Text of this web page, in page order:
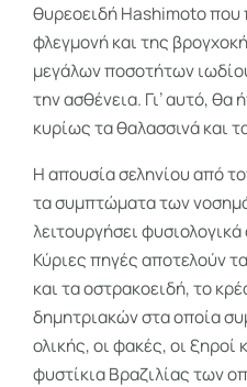
θυρεοειδή Hashimoto που
φλεγμονή και της
μεγάλων ποσοτήτων
την ασθένεια. Γι’ αυτό,
κυρίως τα θαλασσινά και
Η απουσία σεληνίου από
τα συμπτώματα των
λειτουργήσει
Κύριες πηγές αποτελούν
και τα οστρακοειδή, το
δημητριακών στα οποία
ολικής, οι φακές, οι ξηροί
φυστίκια Βραζιλίας των